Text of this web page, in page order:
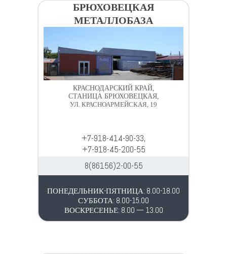
БРЮХОВЕЦКАЯ
МЕТАЛЛОБАЗА
КРАСНОДАРСКИЙ КРАЙ,
СТАНИЦА БРЮХОВЕЦКАЯ,
УЛ. КРАСНОАРМЕЙСКАЯ, 19
+7-918-414-90-33,
+7-918-45-200-55
8(86156)2-00-55
ПОНЕДЕЛЬНИК-ПЯТНИЦА: 8.00-18.00
СУББОТА: 8.00-15.00
ВОСКРЕСЕНЬЕ: 8.00 — 13.00